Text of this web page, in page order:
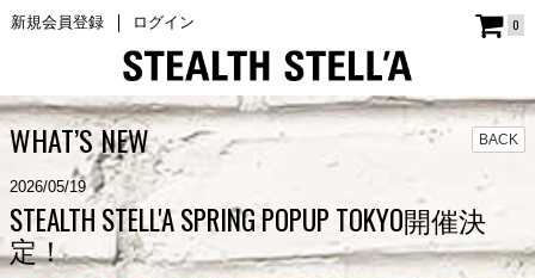
新規会員登録 ログイン 0
WHAT’S NEW BACK
2026/05/19
STEALTH STELL'A SPRING POPUP TOKYO開催決
定！